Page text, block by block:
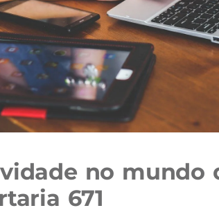
no mundo
671